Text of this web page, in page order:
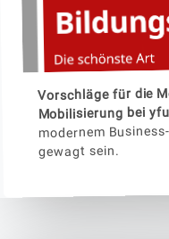
Vorschläge für die
Mobilisierung bei yfu
modernem
gewagt sein.